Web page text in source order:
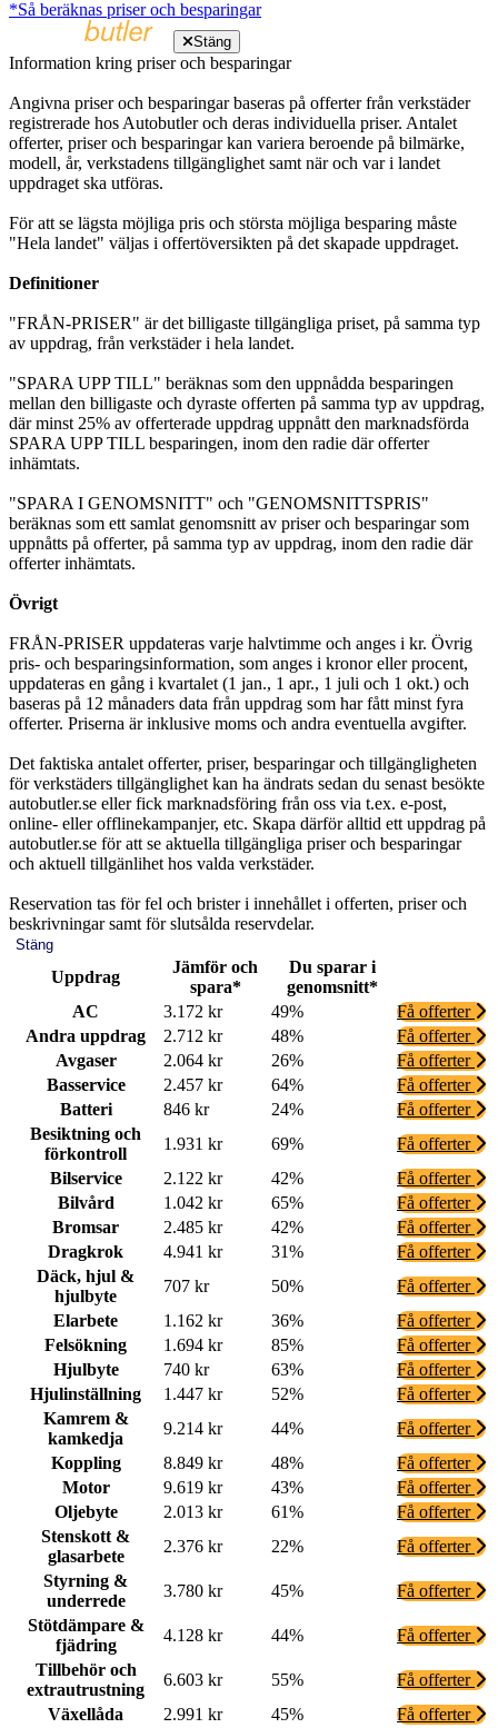
*Så beräknas priser och besparingar
Stäng
Information kring priser och besparingar
Angivna priser och besparingar baseras på offerter från verkstäder
registrerade hos Autobutler och deras individuella priser. Antalet
offerter, priser och besparingar kan variera beroende på bilmärke,
modell, år, verkstadens tillgänglighet samt när och var i landet
uppdraget ska utföras.
För att se lägsta möjliga pris och största möjliga besparing måste
"Hela landet" väljas i offertöversikten på det skapade uppdraget.
Definitioner
"FRÅN-PRISER" är det billigaste tillgängliga priset, på samma typ
av uppdrag, från verkstäder i hela landet.
"SPARA UPP TILL" beräknas som den uppnådda besparingen
mellan den billigaste och dyraste offerten på samma typ av uppdrag,
där minst 25% av offerterade uppdrag uppnått den marknadsförda
SPARA UPP TILL besparingen, inom den radie där offerter
inhämtats.
"SPARA I GENOMSNITT" och "GENOMSNITTSPRIS"
beräknas som ett samlat genomsnitt av priser och besparingar som
uppnåtts på offerter, på samma typ av uppdrag, inom den radie där
offerter inhämtats.
Övrigt
FRÅN-PRISER uppdateras varje halvtimme och anges i kr. Övrig
pris- och besparingsinformation, som anges i kronor eller procent,
uppdateras en gång i kvartalet (1 jan., 1 apr., 1 juli och 1 okt.) och
baseras på 12 månaders data från uppdrag som har fått minst fyra
offerter. Priserna är inklusive moms och andra eventuella avgifter.
Det faktiska antalet offerter, priser, besparingar och tillgängligheten
för verkstäders tillgänglighet kan ha ändrats sedan du senast besökte
autobutler.se eller fick marknadsföring från oss via t.ex. e-post,
online- eller offlinekampanjer, etc. Skapa därför alltid ett uppdrag på
autobutler.se för att se aktuella tillgängliga priser och besparingar
och aktuell tillgänlihet hos valda verkstäder.
Reservation tas för fel och brister i innehållet i offerten, priser och
beskrivningar samt för slutsålda reservdelar.
Stäng
Uppdrag
Jämför och
spara*
Du sparar i
genomsnitt*
AC
3.172 kr 49%
Få offerter
Andra uppdrag
2.712 kr 48%
Få offerter
Avgaser
2.064 kr 26%
Få offerter
Basservice
2.457 kr 64%
Få offerter
Batteri
846 kr 24%
Få offerter
Besiktning och
förkontroll
1.931 kr 69%
Få offerter
Bilservice
2.122 kr 42%
Få offerter
Bilvård
1.042 kr 65%
Få offerter
Bromsar
2.485 kr 42%
Få offerter
Dragkrok
4.941 kr 31%
Få offerter
Däck, hjul &
hjulbyte
707 kr 50%
Få offerter
Elarbete
1.162 kr 36%
Få offerter
Felsökning
1.694 kr 85%
Få offerter
Hjulbyte
740 kr 63%
Få offerter
Hjulinställning
1.447 kr 52%
Få offerter
Kamrem &
kamkedja
9.214 kr 44%
Få offerter
Koppling
8.849 kr 48%
Få offerter
Motor
9.619 kr 43%
Få offerter
Oljebyte
2.013 kr 61%
Få offerter
Stenskott &
glasarbete
2.376 kr 22%
Få offerter
Styrning &
underrede
3.780 kr 45%
Få offerter
Stötdämpare &
fjädring
4.128 kr 44%
Få offerter
Tillbehör och
extrautrustning
6.603 kr 55%
Få offerter
Växellåda
2.991 kr 45%
Få offerter